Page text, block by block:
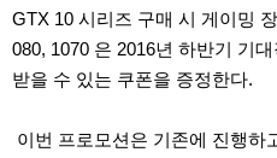
GTX 10 시리즈 구매 시 게이밍
080, 1070 은 2016년 하반기 기
받을 수 있는 쿠폰을 증정한다.
이번 프로모션은 기존에 진행하